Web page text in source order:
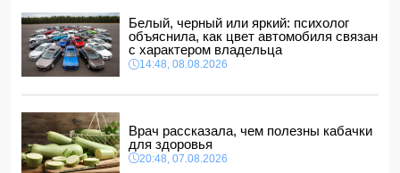
В Гобустанском районе Hyundai врезался в фонарный
столб: есть погибший
11:48, 08.08.2026
США ввели санкции против двух криптобирж за
сотрудничество с КСИР
11:40, 08.08.2026
Фон дер Ляйен захотела пресечь доходы России «со
всех сторон»
11:34, 08.08.2026
Белый, черный или яркий: психолог
объяснила, как цвет автомобиля связан
с характером владельца
14:48, 08.08.2026
Врач рассказала, чем полезны кабачки
для здоровья
20:48, 07.08.2026